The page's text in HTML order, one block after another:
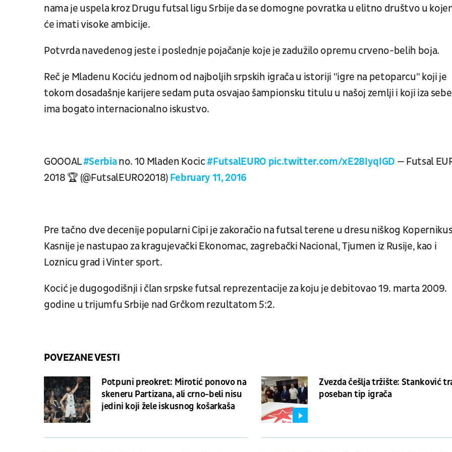
nama je uspela kroz Drugu futsal ligu Srbije da se domogne povratka u elitno društvo u
će imati visoke ambicije.
Potvrda navedenog jeste i poslednje pojačanje koje je zadužilo opremu crveno-belih boja.
Reč je Mladenu Kociću jednom od najboljih srpskih igrača u istoriji "igre na petoparcu" koji je
tokom dosadašnje karijere sedam puta osvajao šampionsku titulu u našoj zemlji i koji iza sebe
ima bogato internacionalno iskustvo.
GOOOAL#Serbia no. 10 Mladen Kocic#FutsalEURO pic.twitter.com/xE28IyqIGD — Futsal
2018 🏆 (@FutsalEURO2018) February 11, 2016
Pre tačno dve decenije popularni Cipi je zakoračio na futsal terene u dresu niškog
Kasnije je nastupao za kragujevački Ekonomac, zagrebački Nacional, Tjumen iz Rusije, kao i
Loznicu grad i Vinter sport.
Kocić je dugogodišnji i član srpske futsal reprezentacije za koju je debitovao 19. marta 2009.
godine u trijumfu Srbije nad Grčkom rezultatom 5:2.
POVEZANE VESTI
Potpuni preokret: Mirotić ponovo na
skeneru Partizana, ali crno-beli nisu
jedini koji žele iskusnog košarkaša
Zvezda češlja tržište: Stanković
poseban tip igrača